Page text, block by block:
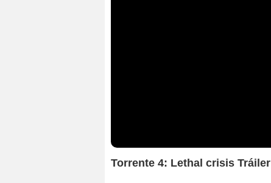
Torrente 4: Lethal crisis Tráiler